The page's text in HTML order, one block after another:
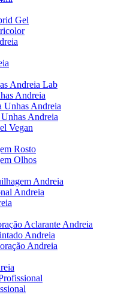
Gel
Andreia Lab
Andreia
Unhas Andreia
Andreia
Vegan
Rosto
Olhos
Andreia
Andreia
Aclarante Andreia
Andreia
Andreia